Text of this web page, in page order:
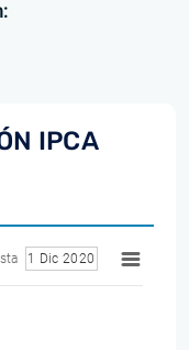
IPCA
1 Dic 2020